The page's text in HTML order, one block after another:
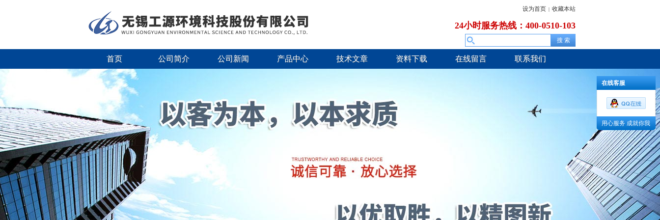
设为首页 | 收藏本站
24小时服务热线：400-0510-103
首页 公司简介 公司新闻 产品中心 技术文章 资料下载 在线留言 联系我们
在线客服
用心服务 成就你我